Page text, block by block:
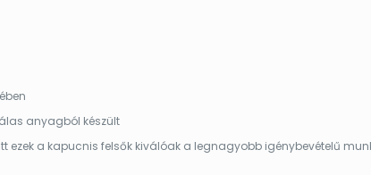
anyagból készült
ezek a kapucnis felsők kiválóak a legnagyobb igénybevételű